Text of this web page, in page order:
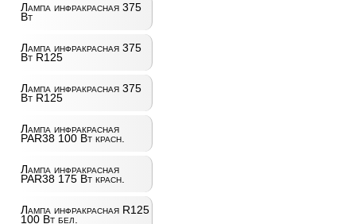
Лампа инфракрасная 375
Вт
Лампа инфракрасная 375
Вт R125
Лампа инфракрасная 375
Вт R125
Лампа инфракрасная
PAR38 100 Вт красн.
Лампа инфракрасная
PAR38 175 Вт красн.
Лампа инфракрасная R125
100 Вт бел.